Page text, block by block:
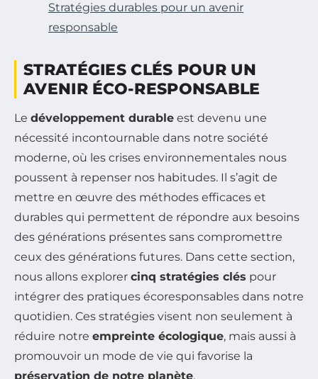
Stratégies durables pour un avenir
responsable
STRATÉGIES CLÉS POUR UN
AVENIR ÉCO-RESPONSABLE
Le développement durable est devenu une
nécessité incontournable dans notre société
moderne, où les crises environnementales nous
poussent à repenser nos habitudes. Il s’agit de
mettre en œuvre des méthodes efficaces et
durables qui permettent de répondre aux besoins
des générations présentes sans compromettre
ceux des générations futures. Dans cette section,
nous allons explorer cinq stratégies clés pour
intégrer des pratiques écoresponsables dans notre
quotidien. Ces stratégies visent non seulement à
réduire notre empreinte écologique, mais aussi à
promouvoir un mode de vie qui favorise la
préservation de notre planète.